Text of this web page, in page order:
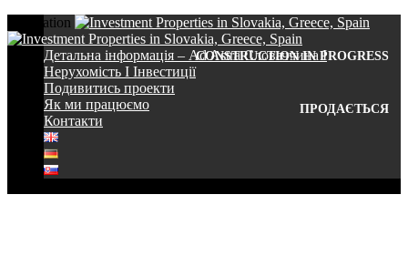
Navigation
Детальна інформація – Ad Astra Словаччина I
Нерухомість I Інвестиції
Подивитись проекти
Як ми працюємо
Контакти
CONSTRUCTION IN PROGRESS
ПРОДАЄТЬСЯ